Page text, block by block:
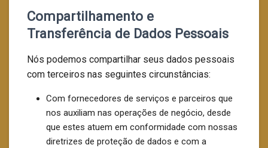
Compartilhamento e
Transferência de Dados Pessoais
Nós podemos compartilhar seus dados pessoais
com terceiros nas seguintes circunstâncias:
Com fornecedores de serviços e parceiros que
nos auxiliam nas operações de negócio, desde
que estes atuem em conformidade com nossas
diretrizes de proteção de dados e com a